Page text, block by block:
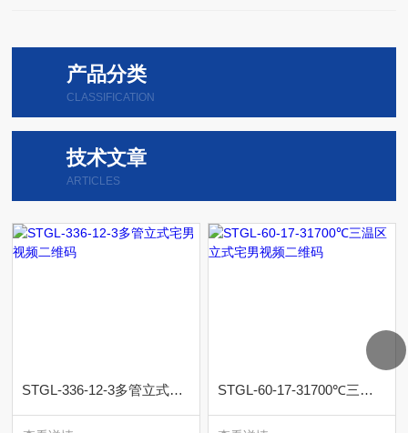
产品分类
CLASSIFICATION
技术文章
ARTICLES
STGL-336-12-3多管立式宅男视频二维码 STGL-60-17-31700℃三温区立式宅男视频二维码